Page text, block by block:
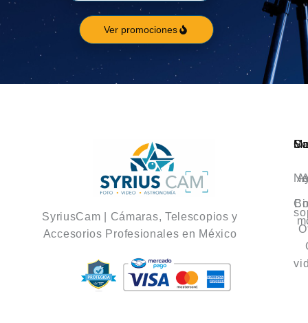
Ver promociones
SyriusCam | Cámaras, Telescopios y
Accesorios Profesionales en México